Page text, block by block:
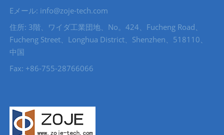
Eメール: info@zoje-tech.com
住所: 3階、ワイダ工業団地、No。424、Fucheng Road、
Fucheng Street、Longhua District、Shenzhen、518110、
中国
Fax: +86-755-28766066